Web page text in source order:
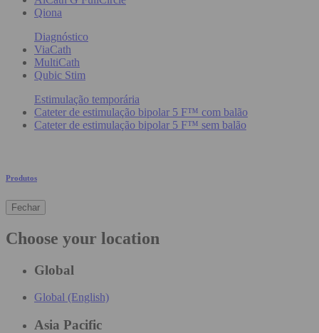
Qiona
Diagnóstico
ViaCath
MultiCath
Qubic Stim
Estimulação temporária
Cateter de estimulação bipolar 5 F™ com balão
Cateter de estimulação bipolar 5 F™ sem balão
Produtos
Fechar
Choose your location
Global
Global (English)
Asia Pacific